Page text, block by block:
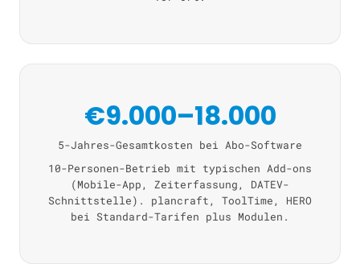
€9.000–18.000
5-Jahres-Gesamtkosten bei Abo-Software
10-Personen-Betrieb mit typischen Add-ons
(Mobile-App, Zeiterfassung, DATEV-
Schnittstelle). plancraft, ToolTime, HERO
bei Standard-Tarifen plus Modulen.